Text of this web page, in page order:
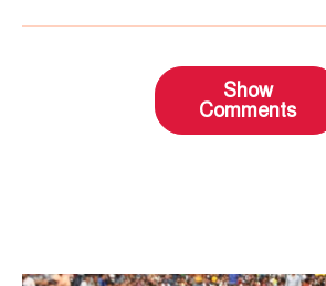
Show
Comments